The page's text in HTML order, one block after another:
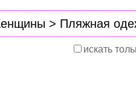
искать